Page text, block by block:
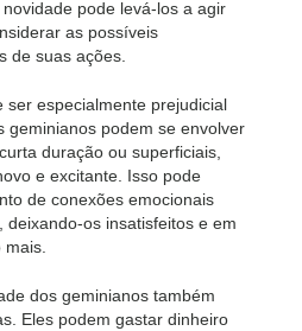
pode levá-los a agir
as possíveis
de suas ações.
ser especialmente prejudicial
geminianos podem se envolver
duração ou superficiais,
e excitante. Isso pode
de conexões emocionais
deixando-os insatisfeitos e em
dos geminianos também
Eles podem gastar dinheiro